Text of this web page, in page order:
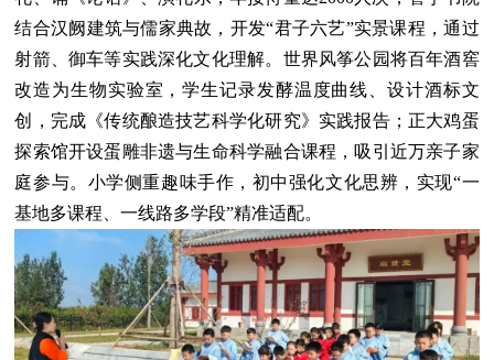
结合汉阙建筑与儒家典故，开发“君子六艺”实景课程，通过
射箭、御车等实践深化文化理解。世界风筝公园将百年酒窖
改造为生物实验室，学生记录发酵温度曲线、设计酒标文
创，完成《传统酿造技艺科学化研究》实践报告；正大鸡蛋
探索馆开设蛋雕非遗与生命科学融合课程，吸引近万亲子家
庭参与。小学侧重趣味手作，初中强化文化思辨，实现“一
基地多课程、一线路多学段”精准适配。